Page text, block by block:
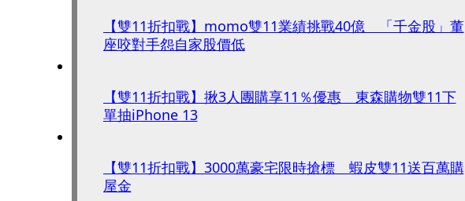
【雙11折扣戰】momo雙11業績挑戰40億 「千金股」董
座咬對手怨自家股價低
【雙11折扣戰】揪3人團購享11％優惠 東森購物雙11下
單抽iPhone 13
【雙11折扣戰】3000萬豪宅限時搶標 蝦皮雙11送百萬購
屋金